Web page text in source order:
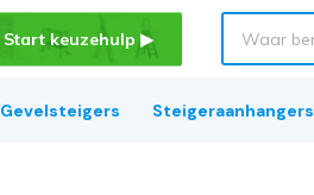
Start keuzehulp ▶
Gevelsteigers Steigeraanhangers